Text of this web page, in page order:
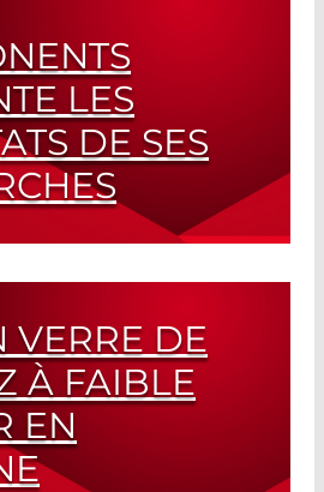
LES
DE SES
sur les
VERRE DE
À FAIBLE
EN